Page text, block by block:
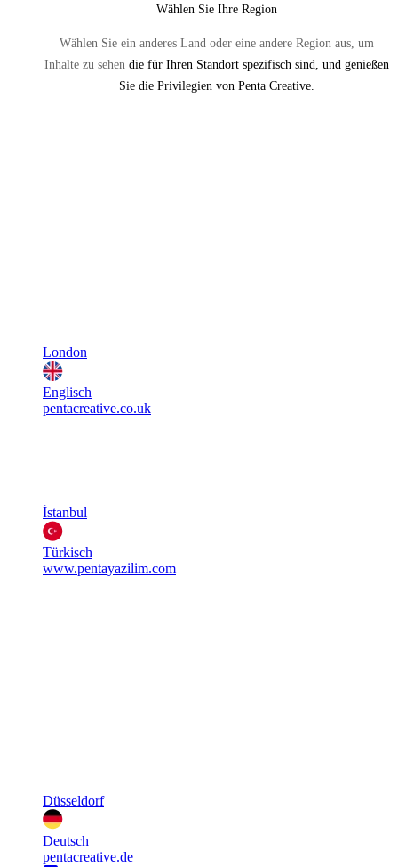
Wählen Sie Ihre Region
Wählen Sie ein anderes Land oder eine andere Region aus, um
Inhalte zu sehen die für Ihren Standort spezifisch sind, und genießen
Sie die Privilegien von Penta Creative.
London
Englisch
pentacreative.co.uk
İstanbul
Türkisch
www.pentayazilim.com
Düsseldorf
Deutsch
pentacreative.de